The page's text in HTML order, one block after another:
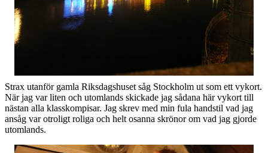
Strax utanför gamla Riksdagshuset såg Stockholm ut som ett vykort.
När jag var liten och utomlands skickade jag sådana här vykort till
nästan alla klasskompisar. Jag skrev med min fula handstil vad jag
ansåg var otroligt roliga och helt osanna skrönor om vad jag gjorde
utomlands.